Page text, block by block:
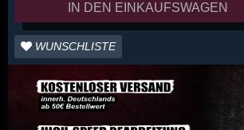
IN DEN EINKAUFSWAGEN
WUNSCHLISTE